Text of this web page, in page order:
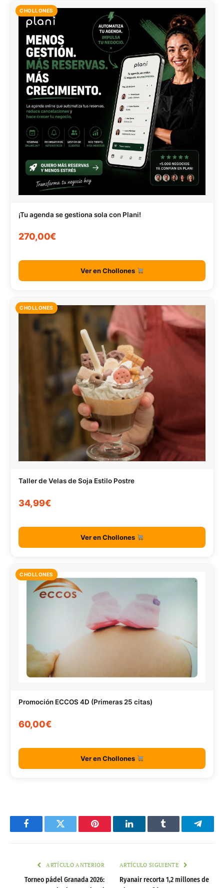
CHOLLONES
¡Tu agenda se gestiona sola con Plani!
270,00€
Ver en Chollones
CHOLLONES
Taller de Velas de Soja Estilo Postre
34,99€
Ver en Chollones
CHOLLONES
Promoción ECCOS 4D (Primeras 25 citas)
60,00€
Ver en Chollones
FacebookTwitter Pinterest LinkedInTumblr
ARTÍCULO ANTERIOR
Torneo pádel Granada 2026:
ARTÍCULO SIGUIENTE
Ryanair recorta 1,2 millones de